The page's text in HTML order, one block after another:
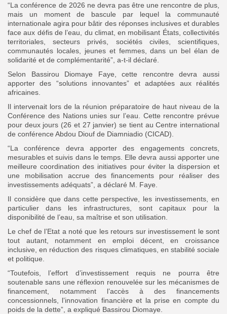
“La conférence de 2026 ne devra pas être une rencontre de plus,
mais un moment de bascule par lequel la communauté
internationale agira pour bâtir des réponses inclusives et durables
face aux défis de l’eau, du climat, en mobilisant États, collectivités
territoriales, secteurs privés, sociétés civiles, scientifiques,
communautés locales, jeunes et femmes, dans un bel élan de
solidarité et de complémentarité”, a-t-il déclaré.
Selon Bassirou Diomaye Faye, cette rencontre devra aussi
apporter des “solutions innovantes” et adaptées aux réalités
africaines.
Il intervenait lors de la réunion préparatoire de haut niveau de la
Conférence des Nations unies sur l’eau. Cette rencontre prévue
pour deux jours (26 et 27 janvier) se tient au Centre international
de conférence Abdou Diouf de Diamniadio (CICAD).
“La conférence devra apporter des engagements concrets,
mesurables et suivis dans le temps. Elle devra aussi apporter une
meilleure coordination des initiatives pour éviter la dispersion et
une mobilisation accrue des financements pour réaliser des
investissements adéquats”, a déclaré M. Faye.
Il considère que dans cette perspective, les investissements, en
particulier dans les infrastructures, sont capitaux pour la
disponibilité de l’eau, sa maîtrise et son utilisation.
Le chef de l’Etat a noté que les retours sur investissement le sont
tout autant, notamment en emploi décent, en croissance
inclusive, en réduction des risques climatiques, en stabilité sociale
et politique.
“Toutefois, l’effort d’investissement requis ne pourra être
soutenable sans une réflexion renouvelée sur les mécanismes de
financement, notamment l’accès à des financements
concessionnels, l’innovation financière et la prise en compte du
poids de la dette”, a expliqué Bassirou Diomaye.